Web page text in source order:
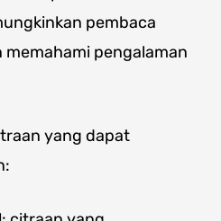
pembaca
pengalaman
yang dapat